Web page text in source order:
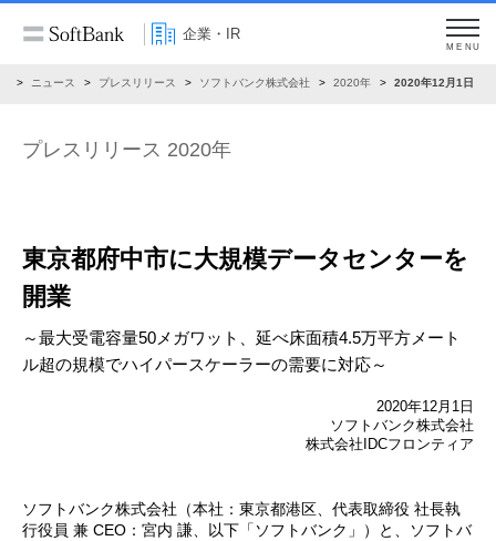
企業・IR
MENU
ニュース プレスリリース ソフトバンク株式会社 2020年 2020年12月1日
プレスリリース 2020年
東京都府中市に大規模データセンターを
開業
～最大受電容量50メガワット、延べ床面積4.5万平方メート
ル超の規模でハイパースケーラーの需要に対応～
2020年12月1日
ソフトバンク株式会社
株式会社IDCフロンティア
ソフトバンク株式会社（本社：東京都港区、代表取締役 社長執
行役員 兼 CEO：宮内 謙、以下「ソフトバンク」）と、ソフトバ